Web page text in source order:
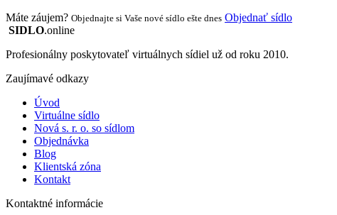
Máte záujem? Objednajte si Vaše nové sídlo ešte dnes Objednať sídlo
SIDLO.online
Profesionálny poskytovateľ virtuálnych sídiel už od roku 2010.
Zaujímavé odkazy
Úvod
Virtuálne sídlo
Nová s. r. o. so sídlom
Objednávka
Blog
Klientská zóna
Kontakt
Kontaktné informácie